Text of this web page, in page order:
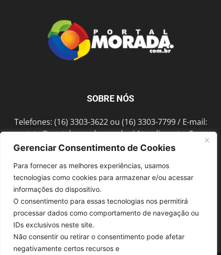
Gerenciar Consentimento de Cookies
Para fornecer as melhores experiências, usamos
tecnologias como cookies para armazenar e/ou acessar
informações do dispositivo.
O consentimento para essas tecnologias nos permitirá
processar dados como comportamento de navegação ou
IDs exclusivos neste site.
Não consentir ou retirar o consentimento pode afetar
negativamente certos recursos e
SOBRE NÓS
Telefones: (16) 3303-3622 ou (16) 3303-7799 / E-mail:
contato@portalmorada.com.br/ Atendimento: Seg a
Sex das 8h às 18h / Endereço: Av. Bento de Abreu, 889
SIGA-NOS